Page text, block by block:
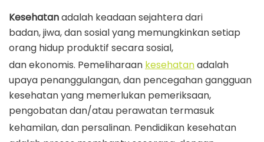
Kesehatanadalah keadaan sejahtera dari
badan, jiwa, dan sosial yang memungkinkan setiap
orang hidup produktif secara sosial,
dan ekonomis. Pemeliharaan kesehatanadalah
upaya penanggulangan, dan pencegahan gangguan
kesehatan yang memerlukan pemeriksaan,
pengobatan dan/atau perawatan termasuk
kehamilan, dan persalinan. Pendidikan kesehatan